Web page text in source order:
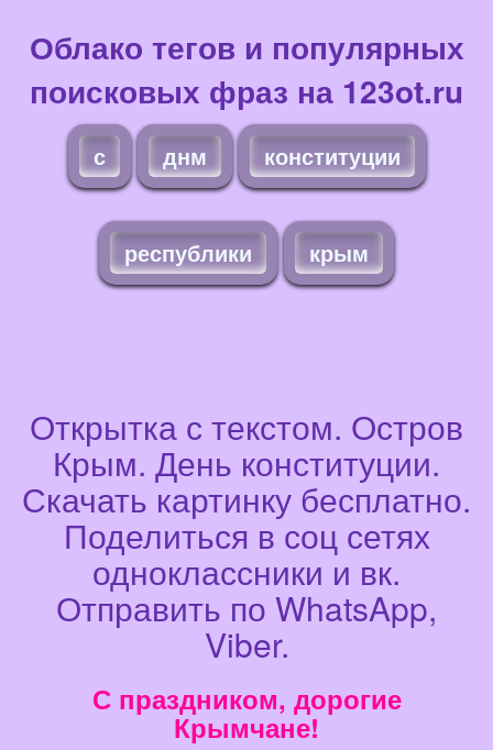
Облако тегов и популярных
поисковых фраз на 123ot.ru
с днм конституции
республики крым
Открытка с текстом. Остров
Крым. День конституции.
Скачать картинку бесплатно.
Поделиться в соц сетях
одноклассники и вк.
Отправить по WhatsApp,
Viber.
С праздником, дорогие
Крымчане!